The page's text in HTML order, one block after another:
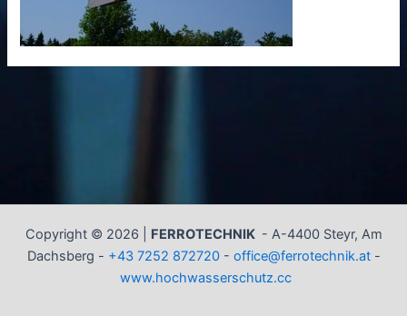
Copyright © 2026 | FERROTECHNIK - A-4400 Steyr, Am
Dachsberg - +43 7252 872720- office@ferrotechnik.at-
www.hochwasserschutz.cc